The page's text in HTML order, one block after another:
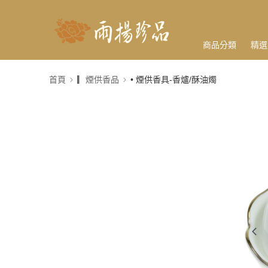
商品分類 精
首頁 ▎煙供香品 • 煙供香具-香爐/酥油燭